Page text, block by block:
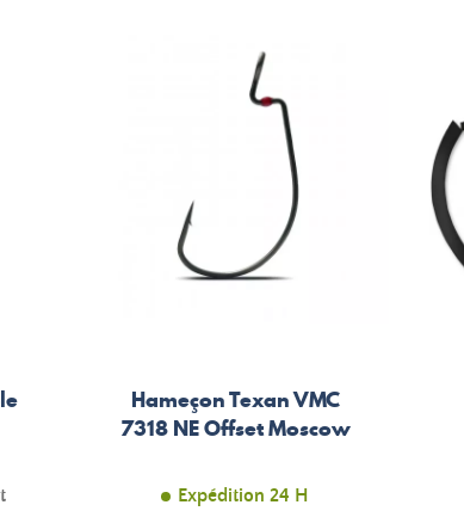
Hameçon Texan VMC
7318 NE Offset Moscow
Expédition 24 H